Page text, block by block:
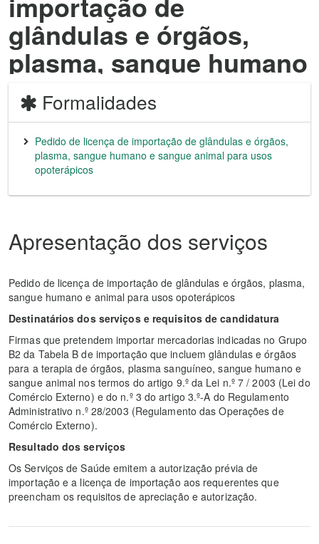
glândulas e órgãos,
plasma, sangue humano
e sangue animal para
usos opoterápicos
Formalidades
Pedido de licença de importação de glândulas e órgãos,
plasma, sangue humano e sangue animal para usos
opoterápicos
Apresentação dos serviços
Pedido de licença de importação de glândulas e órgãos, plasma,
sangue humano e animal para usos opoterápicos
Destinatários dos serviços e requisitos de candidatura
Firmas que pretendem importar mercadorias indicadas no Grupo
B2 da Tabela B de importação que incluem glândulas e órgãos
para a terapia de órgãos, plasma sanguíneo, sangue humano e
sangue animal nos termos do artigo 9.º da Lei n.º 7 / 2003 (Lei do
Comércio Externo) e do n.º 3 do artigo 3.º-A do Regulamento
Administrativo n.º 28/2003 (Regulamento das Operações de
Comércio Externo).
Resultado dos serviços
Os Serviços de Saúde emitem a autorização prévia de
importação e a licença de importação aos requerentes que
preencham os requisitos de apreciação e autorização.